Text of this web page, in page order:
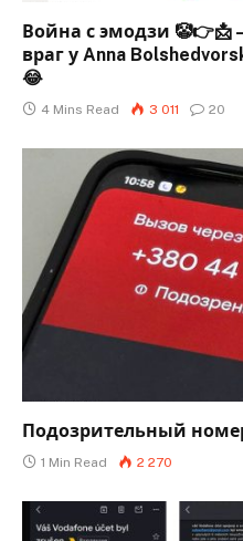
Война с эмодзи
враг у Anna
😂
4 Mins Read 3 011 20
Подозрительный
1 Min Read 2 270